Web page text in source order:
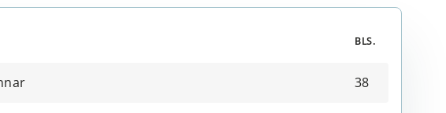
BLS.
38